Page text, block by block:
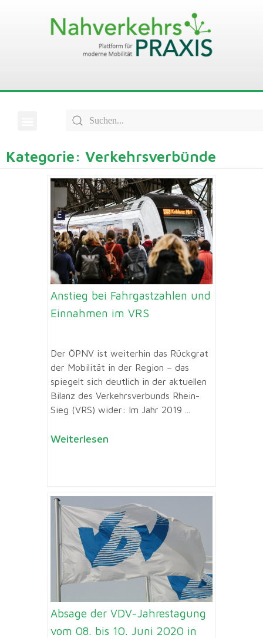
Kategorie: Verkehrsverbünde
Anstieg bei Fahrgastzahlen und
Einnahmen im VRS
Der ÖPNV ist weiterhin das Rückgrat
der Mobilität in der Region – das
spiegelt sich deutlich in der aktuellen
Bilanz des Verkehrsverbunds Rhein-
Sieg (VRS) wider: Im Jahr 2019 ...
Weiterlesen
Absage der VDV-Jahrestagung
vom 08. bis 10. Juni 2020 in